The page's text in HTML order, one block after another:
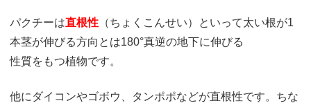
パクチーは直根性 （ちょくこんせい）といって太い根が1
本茎が伸びる方向とは180°真逆の地下に伸びる
性質をもつ植物です。
他にダイコンやゴボウ、タンポポなどが直根性です。ちな